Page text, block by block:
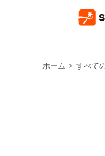
ホーム > すべて